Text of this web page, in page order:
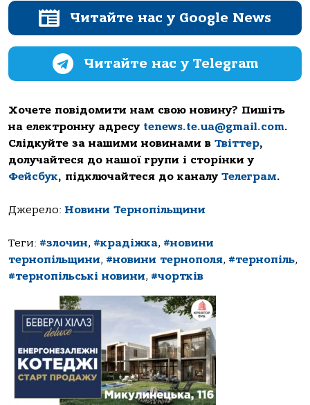
Читайте нас у Google News
Читайте нас у Telegram
Хочете повідомити нам свою новину? Пишіть
на електронну адресу tenews.te.ua@gmail.com.
Слідкуйте за нашими новинами в Твіттер,
долучайтеся до нашої групи і сторінки у
Фейсбук, підключайтеся до каналу Телеграм.
Джерело: Новини Тернопільщини
Теги: #злочин, #крадіжка, #новини
тернопільщини, #новини тернополя, #тернопіль,
#тернопільські новини, #чортків